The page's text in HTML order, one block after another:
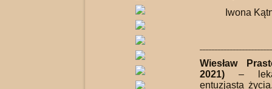
Iwona
Wiesław
2021) –
entuzjasta